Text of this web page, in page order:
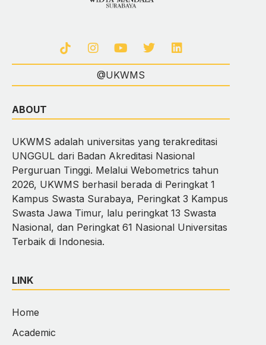
@UKWMS
ABOUT
UKWMS adalah universitas yang terakreditasi
UNGGUL dari Badan Akreditasi Nasional
Perguruan Tinggi. Melalui Webometrics tahun
2026, UKWMS berhasil berada di Peringkat 1
Kampus Swasta Surabaya, Peringkat 3 Kampus
Swasta Jawa Timur, lalu peringkat 13 Swasta
Nasional, dan Peringkat 61 Nasional Universitas
Terbaik di Indonesia.
LINK
Home
Academic